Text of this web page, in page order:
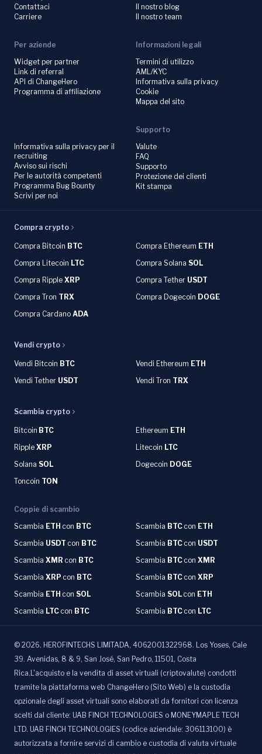
Contattaci
Carriere
Il nostro blog
Il nostro team
Per aziende
Widget per partner
Link di referral
API di ChangeHero
Programma di affiliazione
Informazioni legali
Termini di utilizzo
AML/KYC
Informativa sulla privacy
Cookie
Mappa del sito
Informativa sulla privacy per il
recruiting
Avviso sui rischi
Per le autorità competenti
Programma Bug Bounty
Scrivi per noi
Supporto
Valute
FAQ
Supporto
Protezione dei clienti
Kit stampa
Compra crypto
Compra Bitcoin BTC Compra Ethereum ETH
Compra Litecoin LTC Compra Solana SOL
Compra Ripple XRP Compra Tether USDT
Compra Tron TRX Compra Dogecoin DOGE
Compra Cardano ADA
Vendi crypto
Vendi Bitcoin BTC Vendi Ethereum ETH
Vendi Tether USDT Vendi Tron TRX
Scambia crypto
Bitcoin BTC Ethereum ETH
Ripple XRP Litecoin LTC
Solana SOL Dogecoin DOGE
Toncoin TON
Coppie di scambio
Scambia ETH con BTC Scambia BTC con ETH
Scambia USDT con BTC Scambia BTC con USDT
Scambia XMR con BTC Scambia BTC con XMR
Scambia XRP con BTC Scambia BTC con XRP
Scambia ETH con SOL Scambia SOL con ETH
Scambia LTC con BTC Scambia BTC con LTC
© 2026. HEROFINTECHS LIMITADA, 4062001322968. Los Yoses, Cale
39. Avenidas, 8 & 9, San José, San Pedro, 11501, Costa
Rica.L'acquisto e la vendita di asset virtuali (criptovalute) condotti
tramite la piattaforma web ChangeHero (Sito Web) e la custodia
opzionale degli asset virtuali sono elaborati da fornitori con licenza
scelti dal cliente: UAB FINCH TECHNOLOGIES o MONEYMAPLE TECH
LTD. UAB FINCH TECHNOLOGIES (codice aziendale: 306113100) è
autorizzata a fornire servizi di cambio e custodia di valuta virtuale